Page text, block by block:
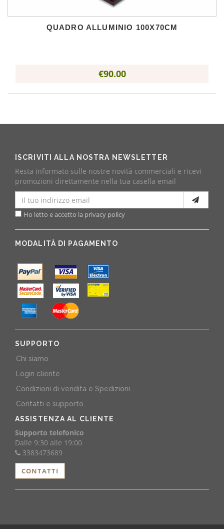
QUADRO ALLUMINIO 100X70CM
€90.00
ISCRIVITI ALLA NOSTRA NEWSLETTER
Resta informato sulle nostre novità commerciali e ricevi
promozioni direttamente nella tua casella email
Ho letto e accetto la privacy policy
MODALITÀ DI PAGAMENTO
SUPPORTO
Chi siamo
Login cliente
Condizioni di vendita e Spedizioni
Contatti e supporto
ASSISTENZA AL CLIENTE
Supporto telefonico
Dalle 9:30 alle 19:00
3383473689
CONTATTI